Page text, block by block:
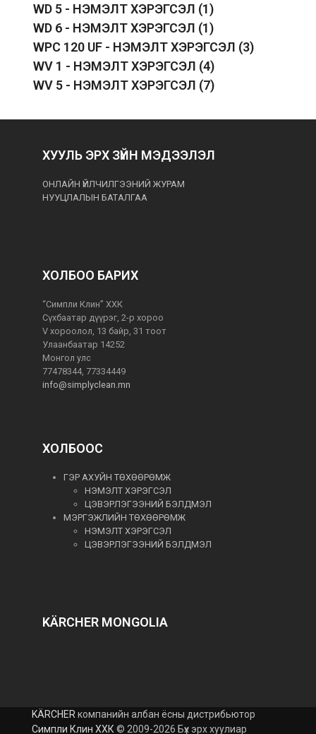
WD 5 - НЭМЭЛТ ХЭРЭГСЭЛ (1)
WD 6 - НЭМЭЛТ ХЭРЭГСЭЛ (1)
WPC 120 UF - НЭМЭЛТ ХЭРЭГСЭЛ (3)
WV 1 - НЭМЭЛТ ХЭРЭГСЭЛ (4)
WV 5 - НЭМЭЛТ ХЭРЭГСЭЛ (7)
ХУУЛЬ ЭРХ ЗҮЙН МЭДЭЭЛЭЛ
ОНЛАЙН ҮЙЛЧИЛГЭЭНИЙ ЖУРАМ
НУУЦЛАЛЫН БАТАЛГАА
ХОЛБОО БАРИХ
“Симпли Клин” ХХК
Сүхбаатар дүүрэг, 2-р хороо
V хороолол, 13 байр, 31 тоот
Улаанбаатар 14252
Монгол улс
77478344, 77334449
info@simplyclean.mn
ХОЛБООС
ГЭР АХУЙН ТӨХӨӨРӨМЖ
НЭМЭЛТ ХЭРЭГСЭЛ
ЦЭВЭРЛЭГЭЭНИЙ БЭЛДМЭЛ
МЭРГЭЖЛИЙН ТӨХӨӨРӨМЖ
НЭМЭЛТ ХЭРЭГСЭЛ
ЦЭВЭРЛЭГЭЭНИЙ БЭЛДМЭЛ
KÄRCHER MONGOLIA
KÄRCHER компанийн албан ёсны дистрибьютор
Симпли Клин ХХК © 2009-2026 Бүх эрх хуулиар